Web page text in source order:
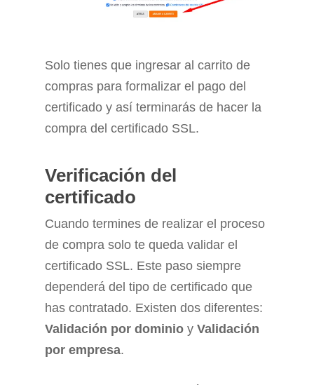
Solo tienes que ingresar al carrito de
compras para formalizar el pago del
certificado y así terminarás de hacer la
compra del certificado SSL.
Verificación del
certificado
Cuando termines de realizar el proceso
de compra solo te queda validar el
certificado SSL. Este paso siempre
dependerá del tipo de certificado que
has contratado. Existen dos diferentes:
Validación por dominio y Validación
por empresa.